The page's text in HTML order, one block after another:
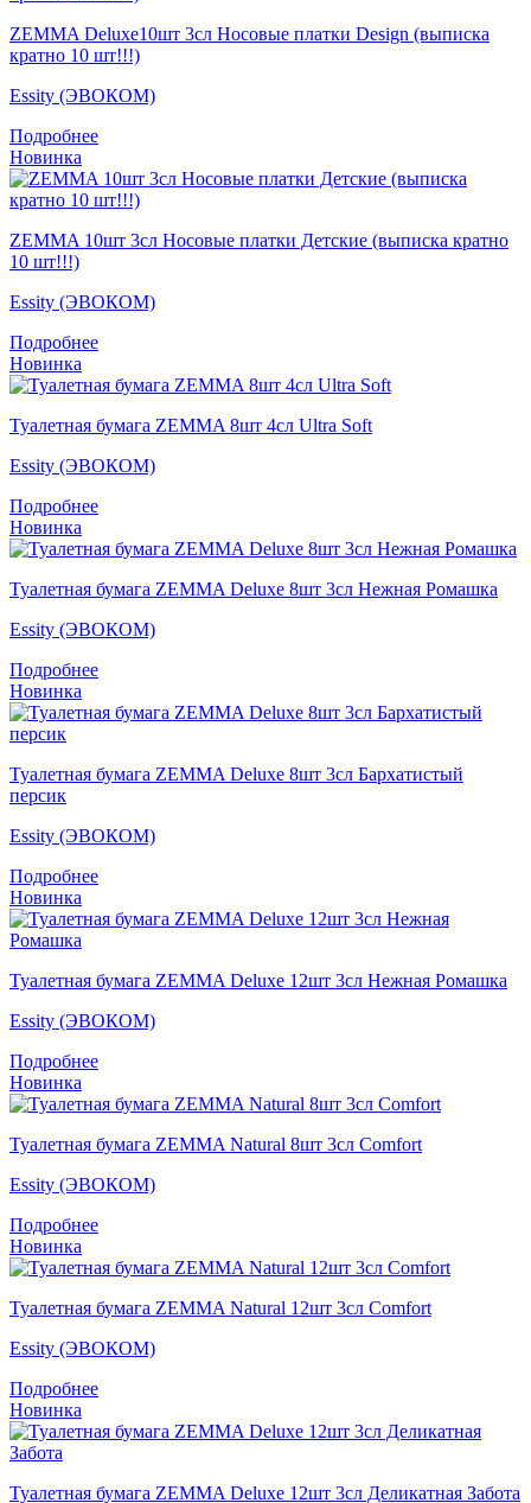
ZEMMA Deluxe10шт 3сл Носовые платки Design (выписка
кратно 10 шт!!!)
Essity (ЭВОКОМ)
Подробнее
Новинка
ZEMMA 10шт 3сл Носовые платки Детские (выписка кратно
10 шт!!!)
Essity (ЭВОКОМ)
Подробнее
Новинка
Туалетная бумага ZEMMA 8шт 4сл Ultra Soft
Essity (ЭВОКОМ)
Подробнее
Новинка
Туалетная бумага ZEMMA Deluxe 8шт 3сл Нежная Ромашка
Essity (ЭВОКОМ)
Подробнее
Новинка
Туалетная бумага ZEMMA Deluxe 8шт 3сл Бархатистый
персик
Essity (ЭВОКОМ)
Подробнее
Новинка
Туалетная бумага ZEMMA Deluxe 12шт 3сл Нежная Ромашка
Essity (ЭВОКОМ)
Подробнее
Новинка
Туалетная бумага ZEMMA Natural 8шт 3сл Comfort
Essity (ЭВОКОМ)
Подробнее
Новинка
Туалетная бумага ZEMMA Natural 12шт 3сл Comfort
Essity (ЭВОКОМ)
Подробнее
Новинка
Туалетная бумага ZEMMA Deluxe 12шт 3сл Деликатная Забота